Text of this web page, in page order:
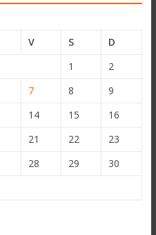
V S
D
1
2
7 8
9
14 15
16
21 22
23
28 29
30